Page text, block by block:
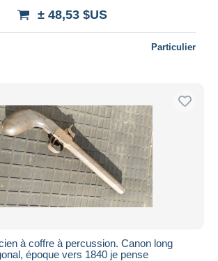
± 48,53 $US
Particulier
à coffre à percussion. Canon long
époque vers 1840 je pense